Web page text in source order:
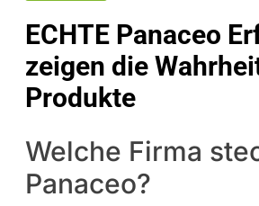
ECHTE Panaceo
zeigen die
Produkte
Welche Firma
Panaceo?